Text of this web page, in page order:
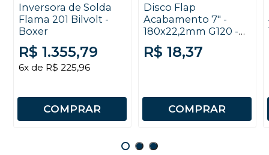
Inversora de Solda
Flama 201 Bilvolt -
Boxer
R$ 1.355,79
6x de R$ 225,96
COMPRAR
Disco Flap
Acabamento 7" -
180x22,2mm G120 -
Starrett
R$ 18,37
COMPRAR